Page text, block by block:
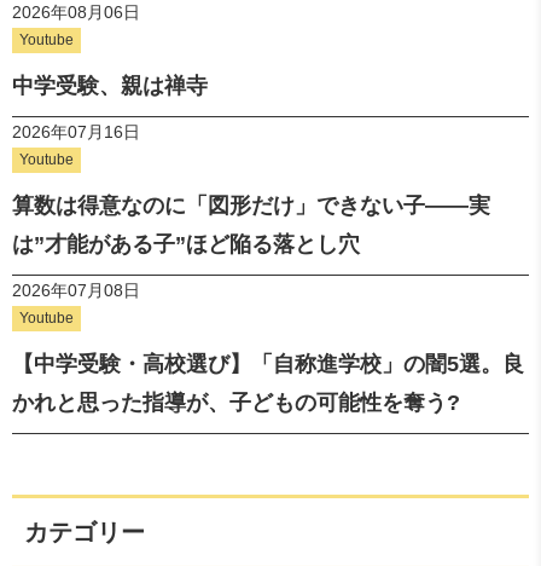
2026年08月06日
Youtube
中学受験、親は禅寺
2026年07月16日
Youtube
算数は得意なのに「図形だけ」できない子——実
は”才能がある子”ほど陥る落とし穴
2026年07月08日
Youtube
【中学受験・高校選び】「自称進学校」の闇5選。良
かれと思った指導が、子どもの可能性を奪う?
カテゴリー